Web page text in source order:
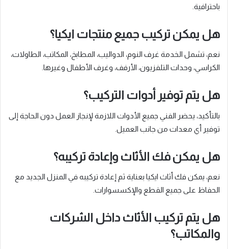
باحترافية.
هل يمكن تركيب جميع منتجات ايكيا؟
نعم، تشمل الخدمة غرف النوم، الدواليب، المطابخ، المكاتب، الطاولات،
الكراسي، وحدات التلفزيون، الأرفف، وغرف الأطفال وغيرها.
هل يتم توفير أدوات التركيب؟
بالتأكيد، يحضر الفني جميع الأدوات اللازمة لإنجاز العمل دون الحاجة إلى
توفير أي معدات من جانب العميل.
هل يمكن فك الأثاث وإعادة تركيبه؟
نعم، يمكن فك أثاث ايكيا بعناية ثم إعادة تركيبه في المنزل الجديد مع
الحفاظ على جميع القطع والإكسسوارات.
هل يتم تركيب الأثاث داخل الشركات
والمكاتب؟